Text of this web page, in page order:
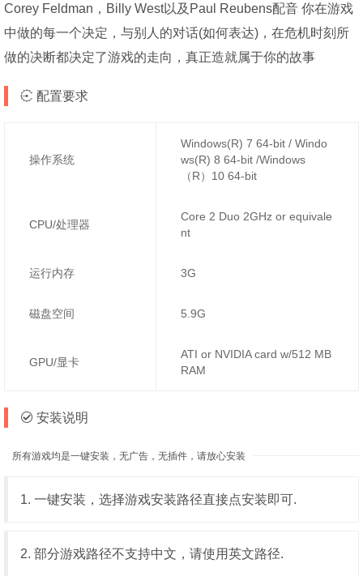
Corey Feldman，Billy West以及Paul Reubens配音 你在游戏
中做的每一个决定，与别人的对话(如何表达)，在危机时刻所
做的决断都决定了游戏的走向，真正造就属于你的故事
配置要求
操作系统
Windows(R) 7 64-bit / Windo
ws(R) 8 64-bit /Windows
（R）10 64-bit
CPU/处理器
Core 2 Duo 2GHz or equivale
nt
运行内存 3G
磁盘空间 5.9G
GPU/显卡
ATI or NVIDIA card w/512 MB
RAM
安装说明
所有游戏均是一键安装，无广告，无插件，请放心安装
1. 一键安装，选择游戏安装路径直接点安装即可.
2. 部分游戏路径不支持中文，请使用英文路径.